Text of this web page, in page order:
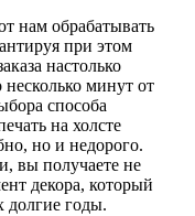
нам обрабатывать
при этом
настолько
минут от
способа
на холсте
но и недорого.
вы получаете не
декора, который
долгие годы.